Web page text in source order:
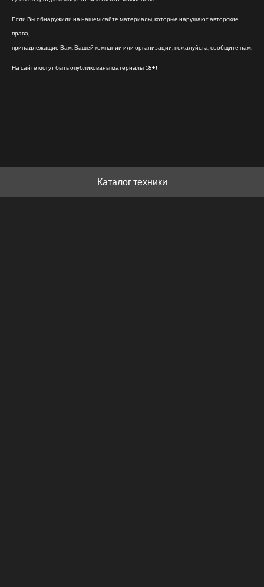
Если Вы обнаружили на нашем сайте материалы, которые нарушают авторские
права,
принадлежащие Вам, Вашей компании или организации, пожалуйста, сообщите нам.
На сайте могут быть опубликованы материалы 18+!
Каталог техники